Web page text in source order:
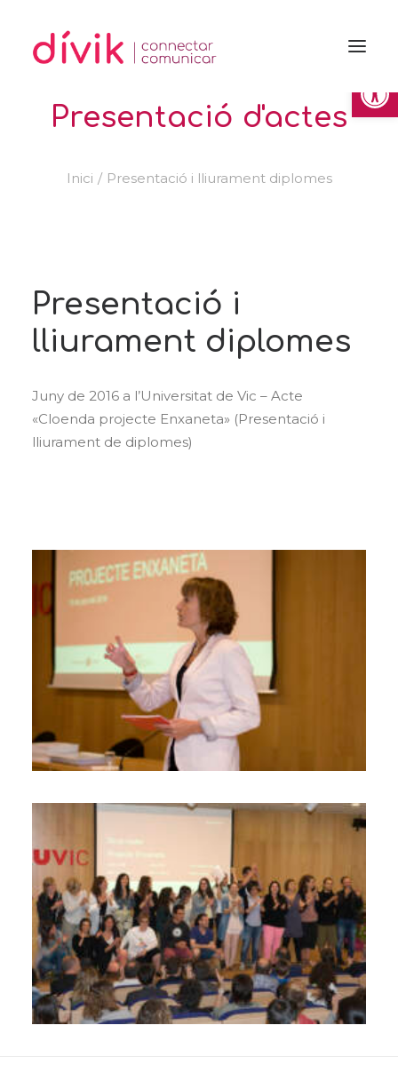
Presentació d'actes
Inici Presentació i lliurament diplomes
Presentació i
lliurament diplomes
Juny de 2016 a l’Universitat de Vic – Acte
«Cloenda projecte Enxaneta» (Presentació i
lliurament de diplomes)